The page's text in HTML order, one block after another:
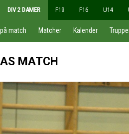
DIV 2 DAMER F19 F16 U14
match Matcher Kalender
MATCH